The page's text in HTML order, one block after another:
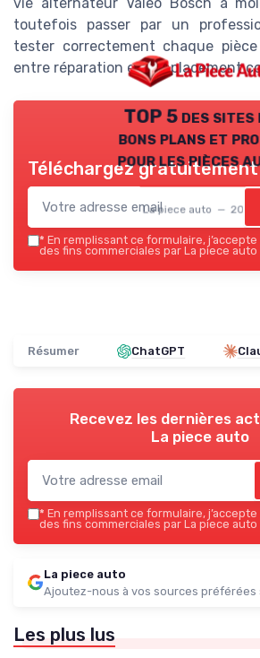
toutefois passer par un
tester correctement chaque
entre réparation et remplacement
TOP 5 des sites
bons plans et
pour les pièces
La piece auto — 2026
Téléchargez
* En remplissant ce formulaire,
des fins commerciales par La piece
Résumer ChatGPT
Recevez les dernières
La piece auto
* En remplissant ce formulaire,
des fins commerciales par La piece
La piece auto
Ajoutez-nous à vos sources préférées
Les plus lus